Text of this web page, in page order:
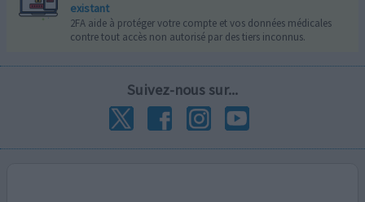
existant
2FA aide à protéger votre compte et vos données médicales
contre tout accès non autorisé par des tiers inconnus.
Suivez-nous sur...